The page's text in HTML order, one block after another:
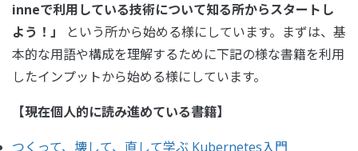
inneで利用している技術について知る所からスタートし
よう！」
という所から始める様にしています。まずは、基
本的な用語や構成を理解するために下記の様な書籍を利用
したインプットから始める様にしています。
【現在個人的に読み進めている書籍】
つくって、壊して、直して学ぶ Kubernetes入門